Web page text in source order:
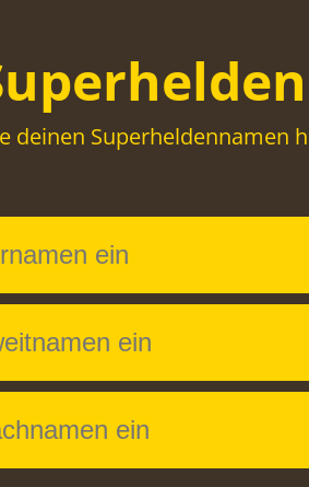
deinen Superheldennamen